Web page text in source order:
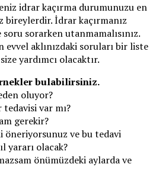
idrar kaçırma durumunuzu en
İdrar kaçırmanız
sorarken utanmamalısınız.
aklınızdaki soruları bir liste
yardımcı olacaktır.
bulabilirsiniz.
oluyor?
tedavisi var mı?
gerekir?
öneriyorsunuz ve bu tedavi
yararı olacak?
önümüzdeki aylarda ve